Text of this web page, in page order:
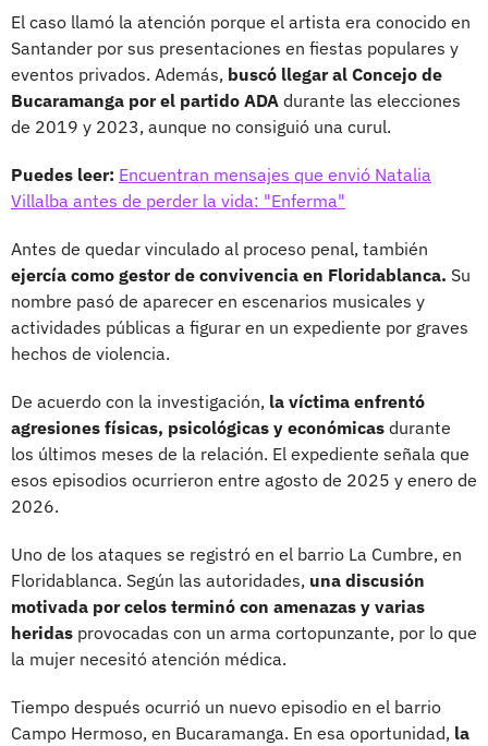
El caso llamó la atención porque el artista era conocido en
Santander por sus presentaciones en fiestas populares y
eventos privados. Además, buscó llegar al Concejo de
Bucaramanga por el partido ADA durante las elecciones
de 2019 y 2023, aunque no consiguió una curul.
Puedes leer: Encuentran mensajes que envió Natalia
Villalba antes de perder la vida: "Enferma"
Antes de quedar vinculado al proceso penal, también
ejercía como gestor de convivencia en Floridablanca. Su
nombre pasó de aparecer en escenarios musicales y
actividades públicas a figurar en un expediente por graves
hechos de violencia.
De acuerdo con la investigación, la víctima enfrentó
agresiones físicas, psicológicas y económicas durante
los últimos meses de la relación. El expediente señala que
esos episodios ocurrieron entre agosto de 2025 y enero de
2026.
Uno de los ataques se registró en el barrio La Cumbre, en
Floridablanca. Según las autoridades, una discusión
motivada por celos terminó con amenazas y varias
heridas provocadas con un arma cortopunzante, por lo que
la mujer necesitó atención médica.
Tiempo después ocurrió un nuevo episodio en el barrio
Campo Hermoso, en Bucaramanga. En esa oportunidad, la